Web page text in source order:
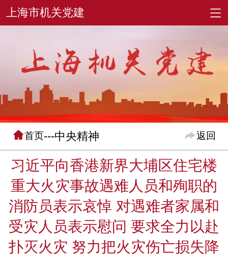
首页---中央精神 返回
习近平向香港新界大埔区住宅楼
重大火灾事故遇难人员和殉职的
消防员表示哀悼 对遇难者家属和
受灾人员表示慰问 要求全力以赴
扑灭火灾 努力把火灾伤亡损失降